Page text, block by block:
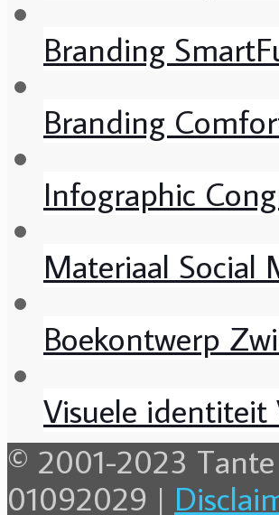
Branding
Branding
Infographic
Materiaal Social
Boekontwerp
Visuele identiteit
© 2001-2023
01092029 |